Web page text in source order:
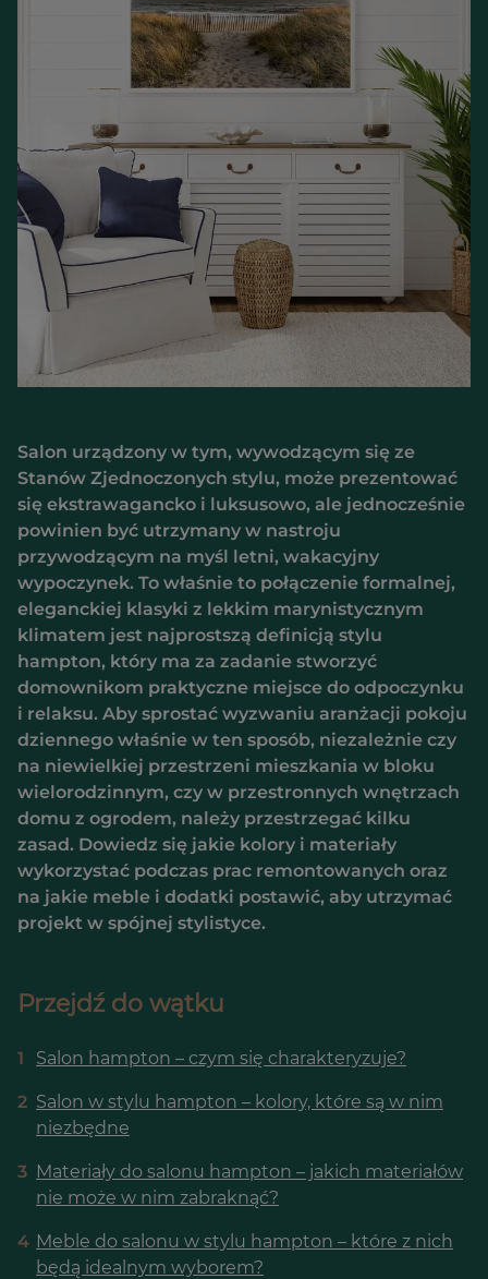
Salon urządzony w tym, wywodzącym się ze
Stanów Zjednoczonych stylu, może prezentować
się ekstrawagancko i luksusowo, ale jednocześnie
powinien być utrzymany w nastroju
przywodzącym na myśl letni, wakacyjny
wypoczynek. To właśnie to połączenie formalnej,
eleganckiej klasyki z lekkim marynistycznym
klimatem jest najprostszą definicją stylu
hampton, który ma za zadanie stworzyć
domownikom praktyczne miejsce do odpoczynku
i relaksu. Aby sprostać wyzwaniu aranżacji pokoju
dziennego właśnie w ten sposób, niezależnie czy
na niewielkiej przestrzeni mieszkania w bloku
wielorodzinnym, czy w przestronnych wnętrzach
domu z ogrodem, należy przestrzegać kilku
zasad. Dowiedz się jakie kolory i materiały
wykorzystać podczas prac remontowanych oraz
na jakie meble i dodatki postawić, aby utrzymać
projekt w spójnej stylistyce.
Przejdź do wątku
1 Salon hampton – czym się charakteryzuje?
2 Salon w stylu hampton – kolory, które są w nim
niezbędne
3 Materiały do salonu hampton – jakich materiałów
nie może w nim zabraknąć?
4 Meble do salonu w stylu hampton – które z nich
będą idealnym wyborem?